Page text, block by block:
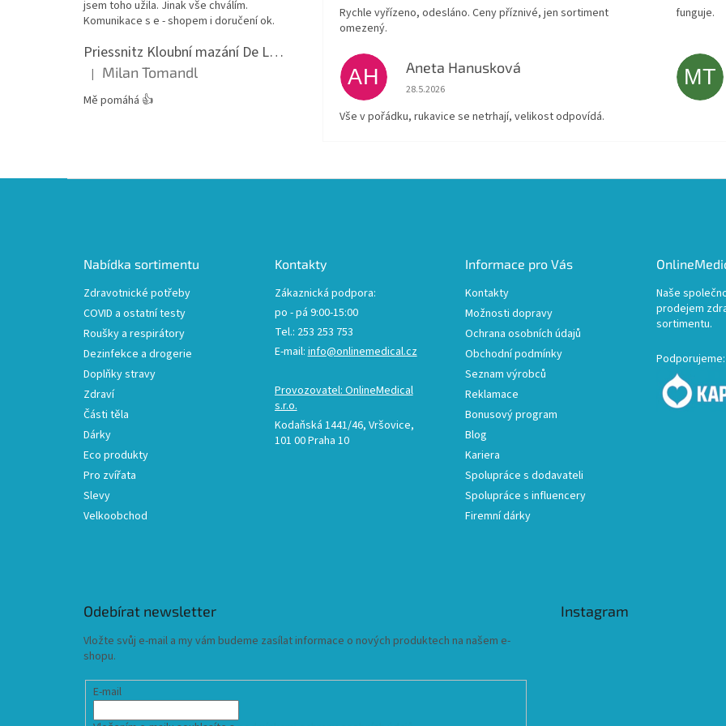
jsem toho užila. Jinak vše chválím.
Komunikace s e - shopem i doručení ok.
Priessnitz Kloubní mazání De Luxe, 200ml
Hodnocení produktu je 5 z 5 hvězdiček.
| Milan Tomandl
Mě pomáhá 👍
Rychle vyřízeno, odesláno. Ceny příznivé, jen sortiment
omezený.
funguje.
AH Aneta Hanusková
Hodnocení obchodu je 5 z 5 hvězdiček.
28.5.2026
Vše v pořádku, rukavice se netrhají, velikost odpovídá.
MT
Nabídka sortimentu
Zdravotnické potřeby
COVID a ostatní testy
Roušky a respirátory
Dezinfekce a drogerie
Doplňky stravy
Zdraví
Části těla
Dárky
Eco produkty
Pro zvířata
Slevy
Velkoobchod
Kontakty
Zákaznická podpora:
po - pá 9:00-15:00
Tel.: 253 253 753
E-mail:info@onlinemedical.cz
Provozovatel: OnlineMedical
s.r.o.
Kodaňská 1441/46, Vršovice,
101 00 Praha 10
Informace pro Vás
Kontakty
Možnosti dopravy
Ochrana osobních údajů
Obchodní podmínky
Seznam výrobců
Reklamace
Bonusový program
Blog
Kariera
Spolupráce s dodavateli
Spolupráce s influencery
Firemní dárky
Naše
prodejem
sortimentu.
Podporujeme:
Odebírat newsletter
Vložte svůj e-mail a my vám budeme zasílat informace o nových produktech na našem e-
shopu.
E-mail
Instagram